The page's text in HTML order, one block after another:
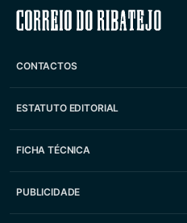
Correio
CONTACTOS
ESTATUTO EDITORIAL
FICHA TÉCNICA
PUBLICIDADE